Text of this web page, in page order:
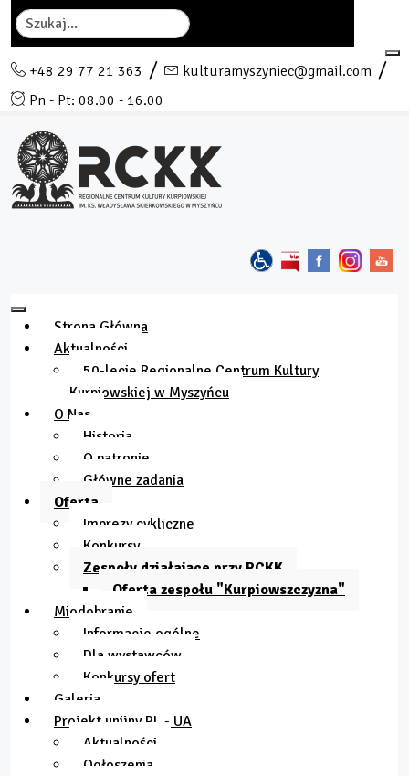
Szukaj
+48 29 77 21 363
kulturamyszyniec@gmail.com
Pn - Pt: 08.00 - 16.00
Strona Główna
Aktualności
50-lecie Regionalne Centrum Kultury
Kurpiowskiej w Myszyńcu
O Nas
Historia
O patronie
Główne zadania
Oferta
Imprezy cykliczne
Konkursy
Zespoły działające przy RCKK
Oferta zespołu "Kurpiowszczyzna"
Miodobranie
Informacje ogólne
Dla wystawców
Konkursy ofert
Galeria
Projekt unijny PL - UA
Aktualności
Ogłoszenia